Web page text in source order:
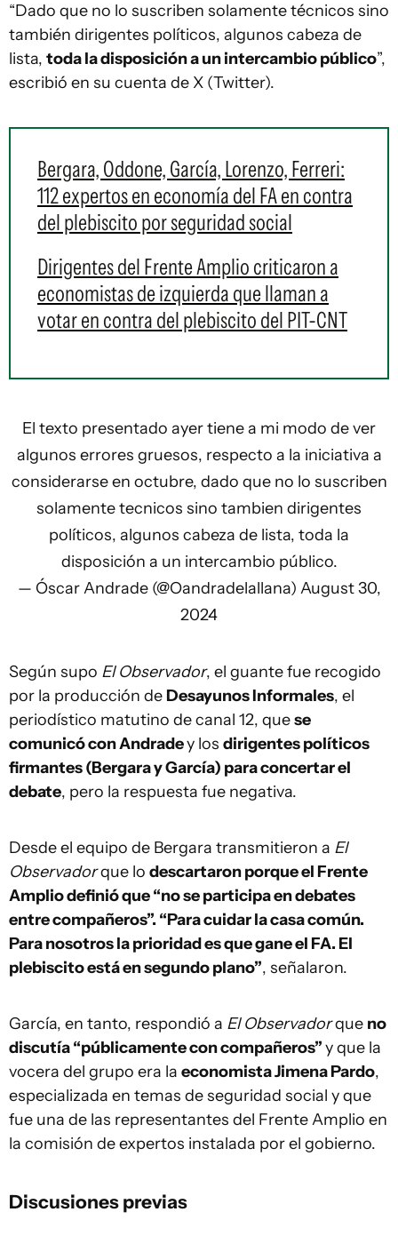
“Dado que no lo suscriben solamente técnicos sino
también dirigentes políticos, algunos cabeza de
lista, toda la disposición a un intercambio público”,
escribió en su cuenta de X (Twitter).
Bergara, Oddone, García, Lorenzo, Ferreri:
112 expertos en economía del FA en contra
del plebiscito por seguridad social
Dirigentes del Frente Amplio criticaron a
economistas de izquierda que llaman a
votar en contra del plebiscito del PIT-CNT
El texto presentado ayer tiene a mi modo de ver
algunos errores gruesos, respecto a la iniciativa a
considerarse en octubre, dado que no lo suscriben
solamente tecnicos sino tambien dirigentes
políticos, algunos cabeza de lista, toda la
disposición a un intercambio público.
— Óscar Andrade (@Oandradelallana) August 30,
2024
Según supo El Observador, el guante fue recogido
por la producción de Desayunos Informales, el
periodístico matutino de canal 12, quese
comunicó con Andradey los dirigentes políticos
firmantes (Bergara y García) para concertar el
debate, pero la respuesta fue negativa.
Desde el equipo de Bergara transmitieron a El
Observadorque lo descartaron porque el Frente
Amplio definió que “no se participa en debates
entre compañeros”. “Para cuidar la casa común.
Para nosotros la prioridad es que gane el FA. El
plebiscito está en segundo plano”, señalaron.
García, en tanto, respondió a El Observadorque no
discutía “públicamente con compañeros”y que la
vocera del grupo era la economista Jimena Pardo,
especializada en temas de seguridad social y que
fue una de las representantes del Frente Amplio en
la comisión de expertos instalada por el gobierno.
Discusiones previas